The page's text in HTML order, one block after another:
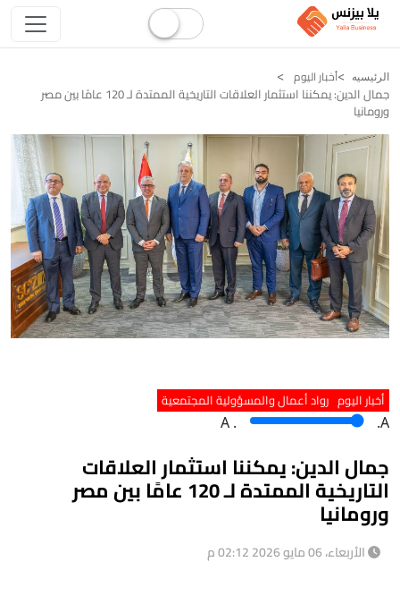
الرئيسيه أخبار اليوم
جمال الدين: يمكننا استثمار العلاقات التاريخية الممتدة لـ 120 عامًا بين مصر
ورومانيا
أخبار اليوم رواد أعمال والمسؤولية المجتمعية
A . .A
جمال الدين: يمكننا استثمار العلاقات
التاريخية الممتدة لـ 120 عامًا بين مصر
ورومانيا
الأربعاء، 06 مايو 2026 02:12 م